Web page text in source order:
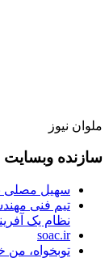
ملوان نیوز
سازنده وبسایت
سهیل مصلی
تیم فنی
نظام یک
soac.ir
توبخواه، من